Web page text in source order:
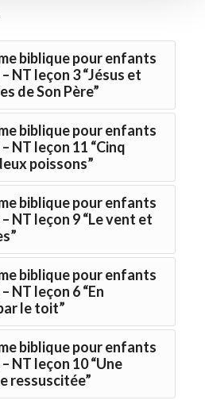
biblique pour enfants
NT leçon 3 “Jésus et
de Son Père”
biblique pour enfants
NT leçon 11 “Cinq
poissons”
biblique pour enfants
– NT leçon 9 “Le vent et
biblique pour enfants
NT leçon 6 “En
le toit”
biblique pour enfants
NT leçon 10 “Une
ressuscitée”